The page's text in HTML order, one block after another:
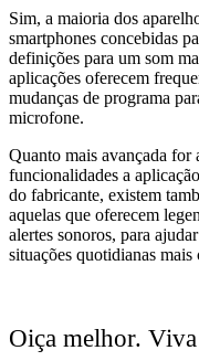
Sim, a maioria dos
smartphones concebidas
definições para um som
aplicações oferecem
mudanças de programa
microfone.
Quanto mais avançada
funcionalidades a
do fabricante, existem
aquelas que oferecem
alertes sonoros, para
situações quotidianas
Oiça melhor.